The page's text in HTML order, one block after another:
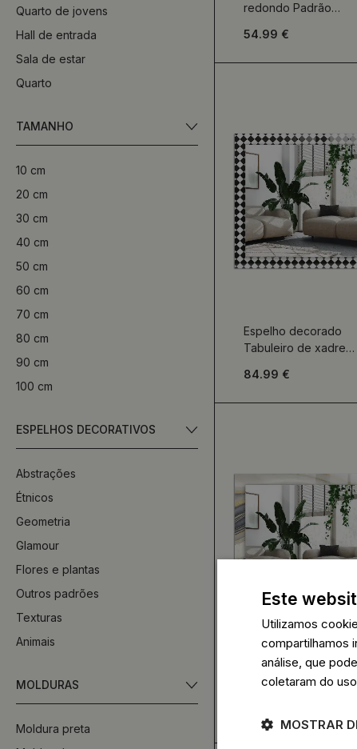
Quarto de jovens
Hall de entrada
Sala de estar
Quarto
TAMANHO
10 cm
20 cm
30 cm
40 cm
50 cm
60 cm
70 cm
80 cm
90 cm
100 cm
ESPELHOS DECORATIVOS
Abstrações
Étnicos
Geometria
Glamour
Flores e plantas
Outros padrões
Texturas
Animais
MOLDURAS
Moldura preta
redondo Padrão
54.99 €
Espelho decorado
Tabuleiro de xadrez
84.99 €
Espelho decorado
Ondas de cores
Este
Utilizamos
compartilhamos
análise, que
coletaram do
MOSTRAR